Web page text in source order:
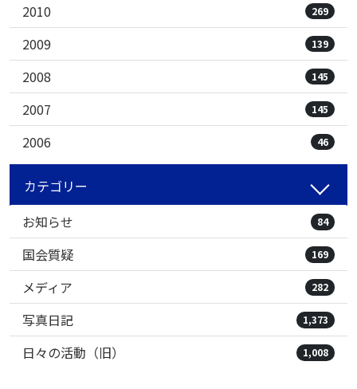
2010 269
2009 139
2008 145
2007 145
2006 46
カテゴリー
お知らせ
84
国会質疑 169
メディア 282
写真日記 1,373
日々の活動（旧） 1,008